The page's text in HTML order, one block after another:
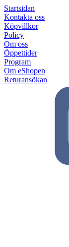
Startsidan
Kontakta oss
Köpvillkor
Policy
Om oss
Öppettider
Program
Om eShopen
Returansökan